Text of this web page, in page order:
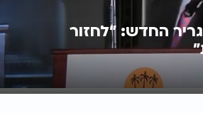
החדש: "לחזור